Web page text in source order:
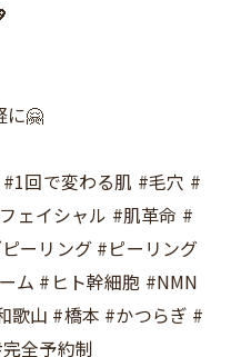
に🤗
回で変わる肌 #毛穴 #
ェイシャル #肌革命 #
ーリング #ピーリング
ム #ヒト幹細胞 #NMN
歌山 #橋本 #かつらぎ #
全予約制